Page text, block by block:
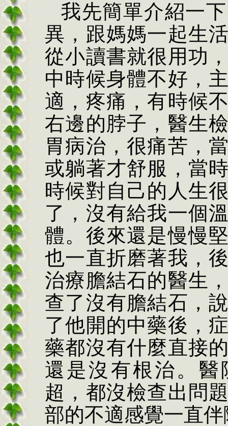
我先簡單介紹一
異，跟媽媽一起生
從小讀書就很用功
中時候身體不好，
適，疼痛，有時候
右邊的脖子，醫生
胃病治，很痛苦，
或躺著才舒服，當
時候對自己的人生
了，沒有給我一個
體。後來還是慢慢
也一直折磨著我，
治療膽結石的醫生
查了沒有膽結石，
了他開的中藥後，
藥都沒有什麼直接
還是沒有根治。
超，都沒檢查出問
部的不適感覺一直